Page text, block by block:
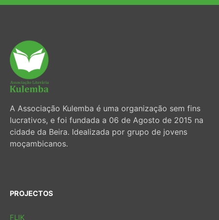
A Associação Kulemba é uma organização sem fins
lucrativos, e foi fundada a 06 de Agosto de 2015 na
cidade da Beira. Idealizada por grupo de jovens
moçambicanos.
PROJECTOS
FLIK